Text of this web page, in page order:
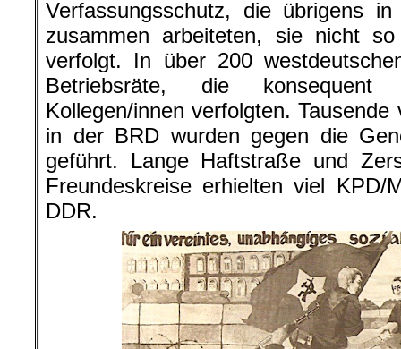
Verfassungsschutz, die übrigens
zusammen arbeiteten, sie nicht
verfolgt. In über 200
Betriebsräte, die
Kollegen/innen verfolgten.
in der BRD wurden gegen die
geführt. Lange Haftstraße und
Freundeskreise erhielten viel KPD/
DDR.